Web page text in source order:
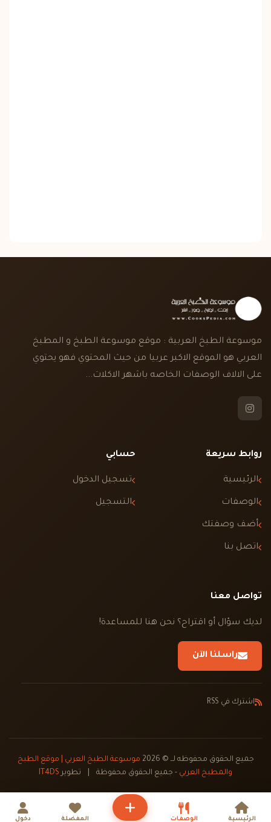
موسوعة الطبخ العربية : موقع موسوعة الطبخ و المطبخ
العربي هو الموقع الاكبر عربيا من حيث المحتوي فهو يحتوي
على الالاف الوصفات الخاصه باشهر الاكلات...
روابط سريعة
الرئيسية
الوصفات
أضف وصفتك
اتصل بنا
حسابي
تسجيل الدخول
التسجيل
تواصل معنا
لديك سؤال أو اقتراح؟ نحن هنا للمساعدة!
راسلنا الآن
اشترك في RSS
جميع الحقوق محفوظه لــ © 2026
موسوعة الطبخ العربي | موقع الطبخ
والمطبخ العربي - جميع الحقوق محفوظة تطوير IT4DS
الرئيسية الوصفات المفضلة دخول